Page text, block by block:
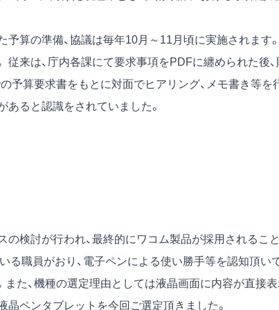
算の準備、協議は毎年10月～11月頃に実施されます。
従来は、庁内各課にて要求事項をPDFに纏められた後、
予算要求書をもとに対面でヒアリング、メモ書き等を
あると認識をされていました。
検討が行われ、最終的にワコム製品が採用されること
る職員がおり、電子ペンによる使い勝手等を認知頂い
た、機種の選定理由としては液晶画面に内容が直接
晶ペンタブレットを今回ご選定頂きました。